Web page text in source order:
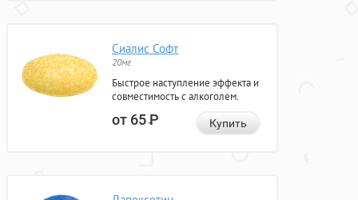
Сиалис Софт
20мг
Быстрое наступление эффекта и
совместимость с алкоголем.
от 65Р Купить